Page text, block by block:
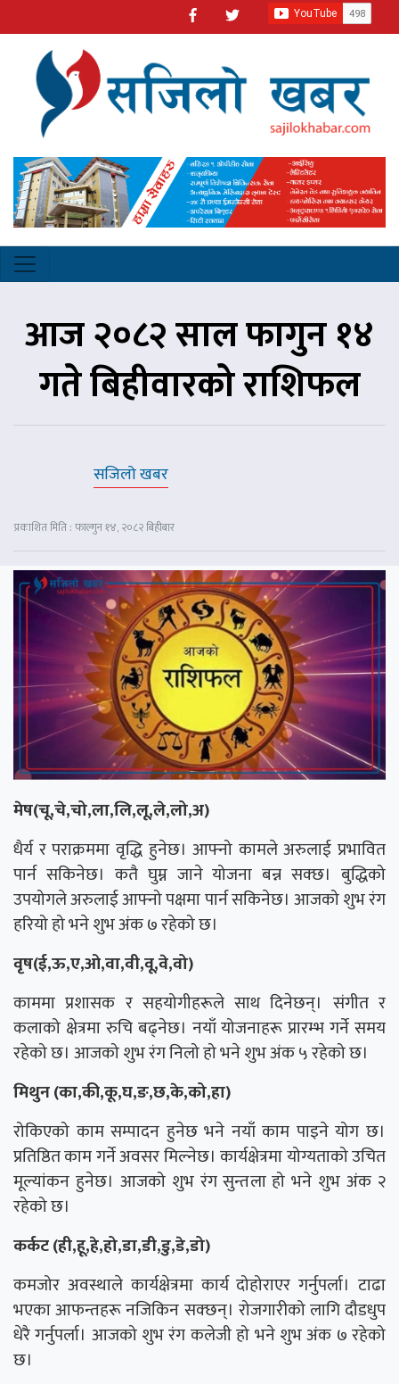
आज २०८२ साल फागुन १४
गते बिहीवारको राशिफल
सजिलो खबर
प्रकाशित मिति : फाल्गुन १४, २०८२ बिहीबार
मेष(चू,चे,चो,ला,लि,लू,ले,लो,अ)
धैर्य र पराक्रममा वृद्धि हुनेछ। आफ्नो कामले अरुलाई प्रभावित
पार्न सकिनेछ। कतै घुम्न जाने योजना बन्न सक्छ। बुद्धिको
उपयोगले अरुलाई आफ्नो पक्षमा पार्न सकिनेछ। आजको शुभ रंग
हरियो हो भने शुभ अंक ७ रहेको छ।
वृष(ई,ऊ,ए,ओ,वा,वी,वू,वे,वो)
काममा प्रशासक र सहयोगीहरूले साथ दिनेछन्। संगीत र
कलाको क्षेत्रमा रुचि बढ्नेछ। नयाँ योजनाहरू प्रारम्भ गर्ने समय
रहेको छ। आजको शुभ रंग निलो हो भने शुभ अंक ५ रहेको छ।
मिथुन (का,की,कू,घ,ङ,छ,के,को,हा)
रोकिएको काम सम्पादन हुनेछ भने नयाँ काम पाइने योग छ।
प्रतिष्ठित काम गर्ने अवसर मिल्नेछ। कार्यक्षेत्रमा योग्यताको उचित
मूल्यांकन हुनेछ। आजको शुभ रंग सुन्तला हो भने शुभ अंक २
रहेको छ।
कर्कट (ही,हू,हे,हो,डा,डी,डु,डे,डो)
कमजोर अवस्थाले कार्यक्षेत्रमा कार्य दोहोराएर गर्नुपर्ला। टाढा
भएका आफन्तहरू नजिकिन सक्छन्। रोजगारीको लागि दौडधुप
धेरै गर्नुपर्ला। आजको शुभ रंग कलेजी हो भने शुभ अंक ७ रहेको
छ।